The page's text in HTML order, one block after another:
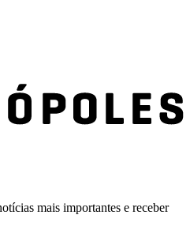
mais importantes e receber